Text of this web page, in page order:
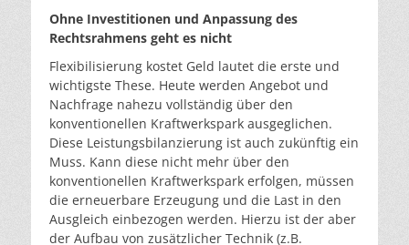
Ohne Investitionen und Anpassung des
Rechtsrahmens geht es nicht
Flexibilisierung kostet Geld lautet die erste und
wichtigste These. Heute werden Angebot und
Nachfrage nahezu vollständig über den
konventionellen Kraftwerkspark ausgeglichen.
Diese Leistungsbilanzierung ist auch zukünftig ein
Muss. Kann diese nicht mehr über den
konventionellen Kraftwerkspark erfolgen, müssen
die erneuerbare Erzeugung und die Last in den
Ausgleich einbezogen werden. Hierzu ist der aber
der Aufbau von zusätzlicher Technik (z.B.